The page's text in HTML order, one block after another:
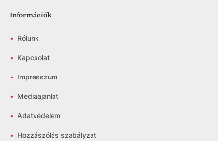
Információk
• Rólunk
• Kapcsolat
• Impresszum
• Médiaajánlat
• Adatvédelem
• Hozzászólás szabályzat